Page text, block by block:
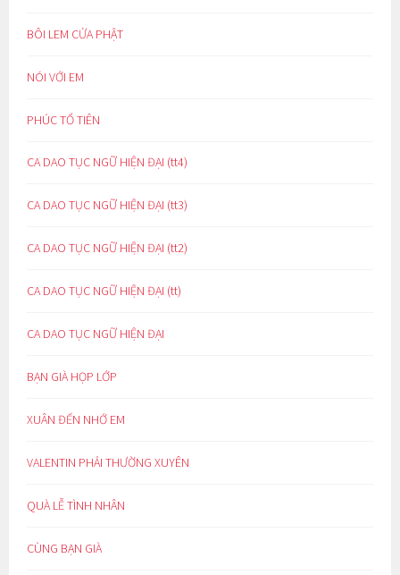
BÔI LEM CỬA PHẬT
NÓI VỚI EM
PHÚC TỔ TIÊN
CA DAO TỤC NGỮ HIỆN ĐẠI (tt4)
CA DAO TỤC NGỮ HIỆN ĐẠI (tt3)
CA DAO TỤC NGỮ HIỆN ĐẠI (tt2)
CA DAO TỤC NGỮ HIỆN ĐẠI (tt)
CA DAO TỤC NGỮ HIỆN ĐẠI
BẠN GIÀ HỌP LỚP
XUÂN ĐẾN NHỚ EM
VALENTIN PHẢI THƯỜNG XUYÊN
QUÀ LỄ TÌNH NHÂN
CÙNG BẠN GIÀ